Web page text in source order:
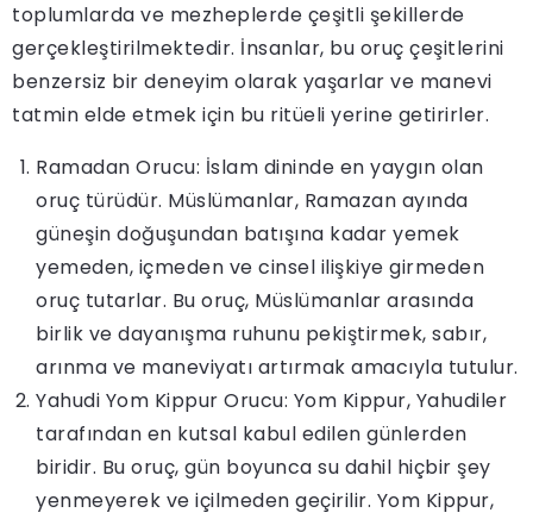
toplumlarda ve mezheplerde çeşitli şekillerde
gerçekleştirilmektedir. İnsanlar, bu oruç çeşitlerini
benzersiz bir deneyim olarak yaşarlar ve manevi
tatmin elde etmek için bu ritüeli yerine getirirler.
Ramadan Orucu: İslam dininde en yaygın olan
oruç türüdür. Müslümanlar, Ramazan ayında
güneşin doğuşundan batışına kadar yemek
yemeden, içmeden ve cinsel ilişkiye girmeden
oruç tutarlar. Bu oruç, Müslümanlar arasında
birlik ve dayanışma ruhunu pekiştirmek, sabır,
arınma ve maneviyatı artırmak amacıyla tutulur.
Yahudi Yom Kippur Orucu: Yom Kippur, Yahudiler
tarafından en kutsal kabul edilen günlerden
biridir. Bu oruç, gün boyunca su dahil hiçbir şey
yenmeyerek ve içilmeden geçirilir. Yom Kippur,